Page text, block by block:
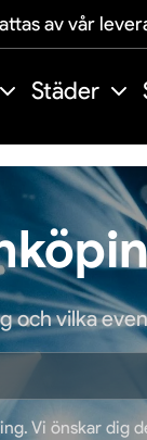
av vår
Städer
och vilka
Vi önskar dig